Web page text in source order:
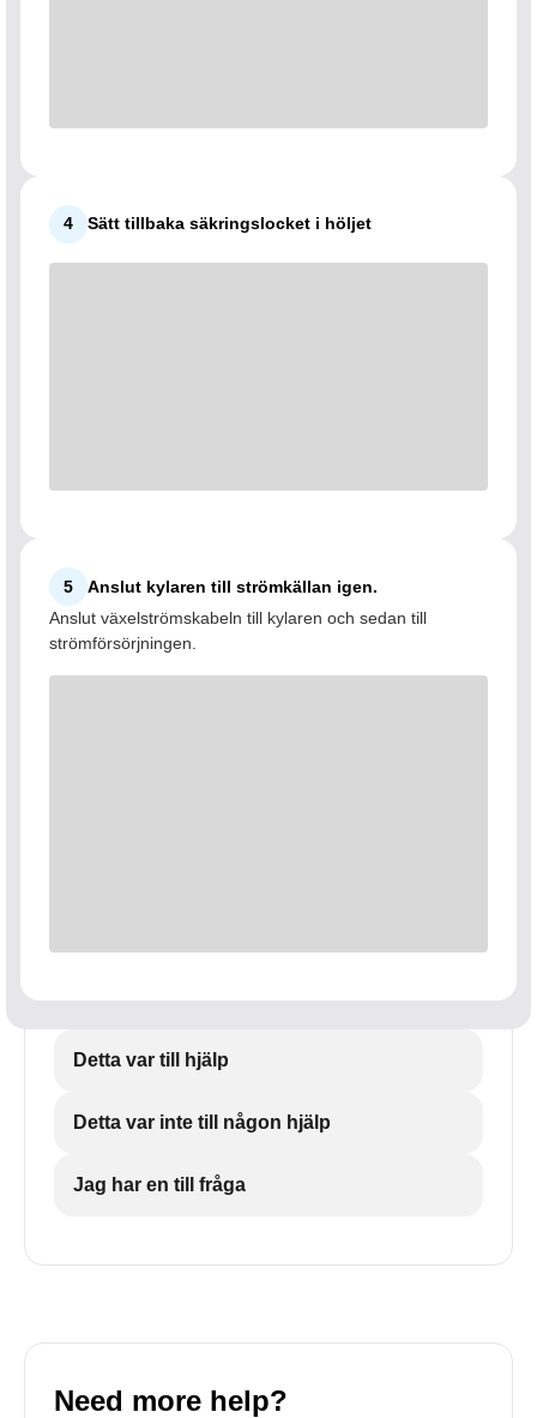
4 Sätt tillbaka säkringslocket i höljet
5
Anslut kylaren till strömkällan igen.
Anslut växelströmskabeln till kylaren och sedan till
strömförsörjningen.
Detta var till hjälp
Detta var inte till någon hjälp
Jag har en till fråga
Need more help?